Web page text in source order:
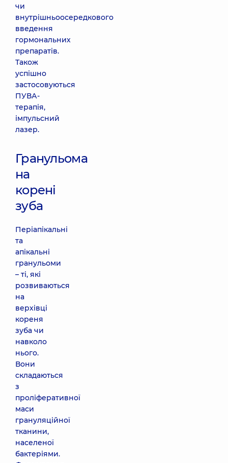
чи
внутрішньоосередкового
введення
гормональних
препаратів.
Також
успішно
застосовуються
ПУВА-
терапія,
імпульсний
лазер.
Гранульома
на
корені
зуба
Періапікальні
та
апікальні
гранульоми
– ті, які
розвиваються
на
верхівці
кореня
зуба чи
навколо
нього.
Вони
складаються
з
проліферативної
маси
грануляційної
тканини,
населеної
бактеріями.